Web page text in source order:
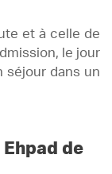
et à celle de
le jour
séjour dans un
de